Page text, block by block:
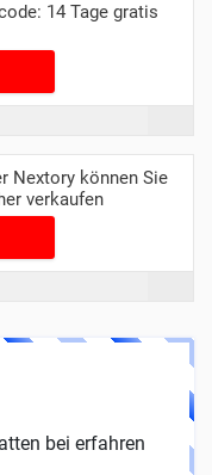
14 Tage gratis
Nextory können Sie
verkaufen
bei erfahren